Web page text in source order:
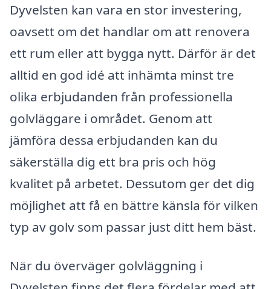
Dyvelsten kan vara en stor investering,
oavsett om det handlar om att renovera
ett rum eller att bygga nytt. Därför är det
alltid en god idé att inhämta minst tre
olika erbjudanden från professionella
golvläggare i området. Genom att
jämföra dessa erbjudanden kan du
säkerställa dig ett bra pris och hög
kvalitet på arbetet. Dessutom ger det dig
möjlighet att få en bättre känsla för vilken
typ av golv som passar just ditt hem bäst.
När du överväger golvläggning i